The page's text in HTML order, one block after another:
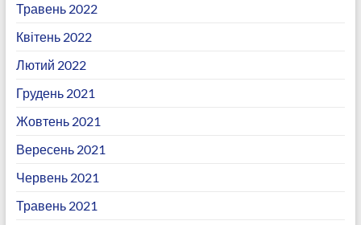
Травень 2022
Квітень 2022
Лютий 2022
Грудень 2021
Жовтень 2021
Вересень 2021
Червень 2021
Травень 2021